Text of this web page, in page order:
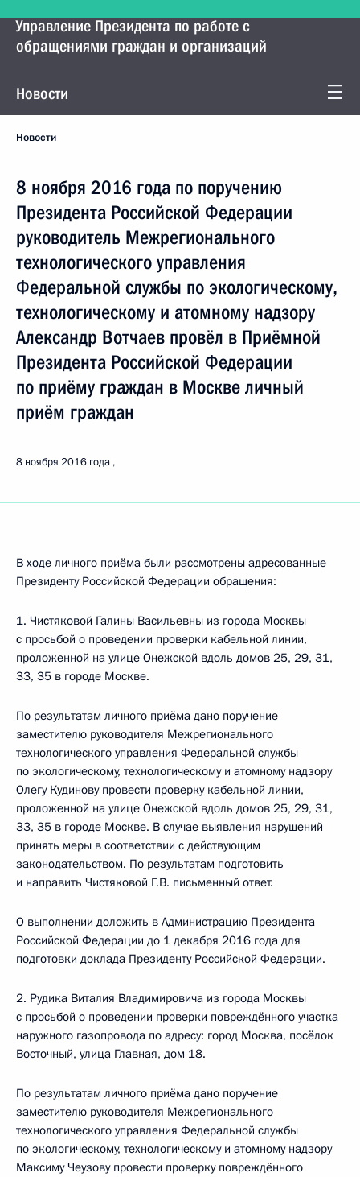
Управление Президента по работе с
обращениями граждан и организаций
Новости
Новости
8 ноября 2016 года по поручению
Президента Российской Федерации
руководитель Межрегионального
технологического управления
Федеральной службы по экологическому,
технологическому и атомному надзору
Александр Вотчаев провёл в Приёмной
Президента Российской Федерации
по приёму граждан в Москве личный
приём граждан
8 ноября 2016 года
В ходе личного приёма были рассмотрены адресованные
Президенту Российской Федерации обращения:
1. Чистяковой Галины Васильевны из города Москвы
с просьбой о проведении проверки кабельной линии,
проложенной на улице Онежской вдоль домов 25, 29, 31,
33, 35 в городе Москве.
По результатам личного приёма дано поручение
заместителю руководителя Межрегионального
технологического управления Федеральной службы
по экологическому, технологическому и атомному надзору
Олегу Кудинову провести проверку кабельной линии,
проложенной на улице Онежской вдоль домов 25, 29, 31,
33, 35 в городе Москве. В случае выявления нарушений
принять меры в соответствии с действующим
законодательством. По результатам подготовить
и направить Чистяковой Г.В. письменный ответ.
О выполнении доложить в Администрацию Президента
Российской Федерации до 1 декабря 2016 года для
подготовки доклада Президенту Российской Федерации.
2. Рудика Виталия Владимировича из города Москвы
с просьбой о проведении проверки повреждённого участка
наружного газопровода по адресу: город Москва, посёлок
Восточный, улица Главная, дом 18.
По результатам личного приёма дано поручение
заместителю руководителя Межрегионального
технологического управления Федеральной службы
по экологическому, технологическому и атомному надзору
Максиму Чеузову провести проверку повреждённого